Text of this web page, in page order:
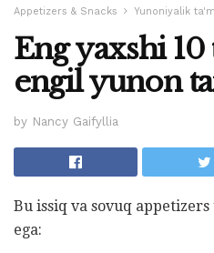
Appetizers & Snacks Yunoniyalik
Eng yaxshi 10
engil yunon
by Nancy Gaifyllia
Bu issiq va sovuq
ega: